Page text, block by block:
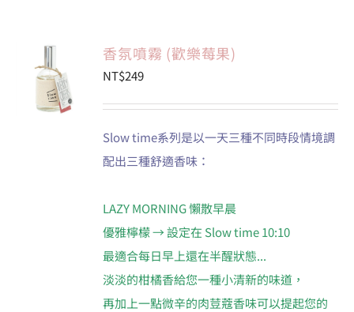
會員專區
加入購
物車
詳
情
香氛噴霧 (歡樂莓果)
NT$249
Slow time系列是以一天三種不同時段情境調
配出三種舒適香味：
LAZY MORNING 懶散早晨
優雅檸檬 → 設定在 Slow time 10:10
最適合每日早上還在半醒狀態...
淡淡的柑橘香給您一種小清新的味道，
再加上一點微辛的肉荳蔻香味可以提起您的